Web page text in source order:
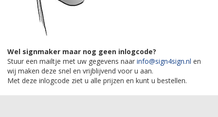
Wel signmaker maar nog geen inlogcode?
Stuur een mailtje met uw gegevens naar info@sign4sign.nl en
wij maken deze snel en vrijblijvend voor u aan.
Met deze inlogcode ziet u alle prijzen en kunt u bestellen.